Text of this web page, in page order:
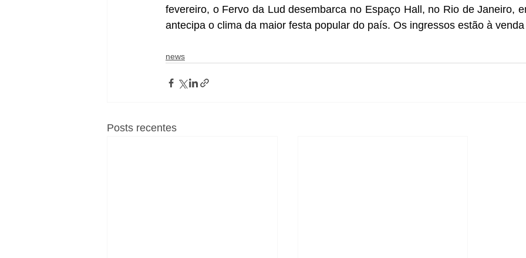
fevereiro, o Fervo da Lud desembarca no Espaço Hall, no Rio de Janeiro,
antecipa o clima da maior festa popular do país. Os ingressos estão à venda
news
Posts recentes